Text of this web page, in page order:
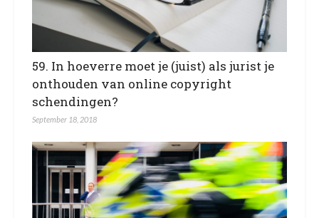
59. In hoeverre moet je (juist) als jurist je
onthouden van online copyright
schendingen?
September 18, 2018